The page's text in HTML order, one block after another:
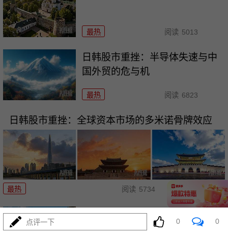
最热 阅读 5013
日韩股市重挫：半导体失速与中
国外贸的危与机
最热 阅读 6823
日韩股市重挫：全球资本市场的多米诺骨牌效应
最热 阅读 5734 07-16
日韩股市狂泻：深度解析与投资
者应对策略
点评一下 0 0